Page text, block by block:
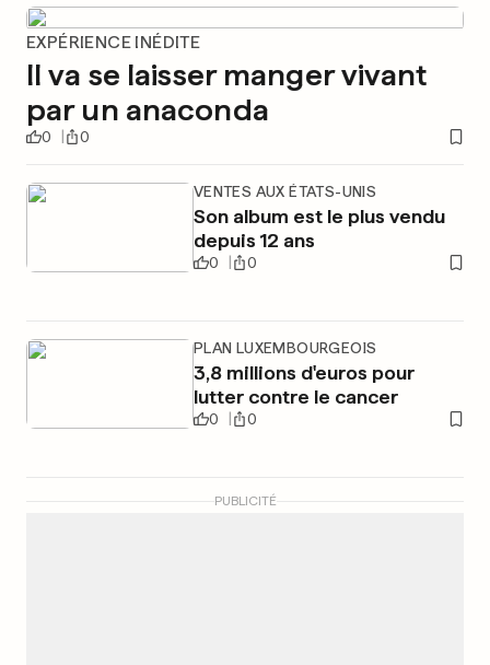
EXPÉRIENCE INÉDITE
Il va se laisser manger vivant
par un anaconda
0 0
VENTES AUX ÉTATS-UNIS
Son album est le plus vendu
depuis 12 ans
0 0
PLAN LUXEMBOURGEOIS
3,8 millions d'euros pour
lutter contre le cancer
0 0
PUBLICITÉ